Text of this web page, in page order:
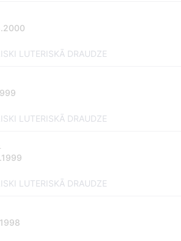
LUTERISKĀ DRAUDZE
LUTERISKĀ DRAUDZE
LUTERISKĀ DRAUDZE